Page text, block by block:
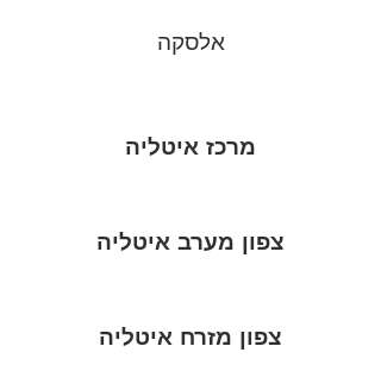
אלסקה
מרכז איטליה
צפון מערב איטליה
צפון מזרח איטליה